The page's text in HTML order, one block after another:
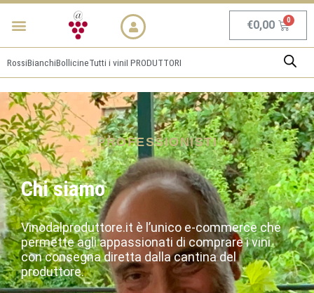
Vai
Menu €0,00
RossiBianchiBollicineTutti i viniI PRODUTTORI
PROFESSIONISTI
Chi siamo
Vinodalproduttore.it è l’unico e-commerce che
permette agli appassionati di comprare i vini
con consegna diretta dalla cantina del
produttore.